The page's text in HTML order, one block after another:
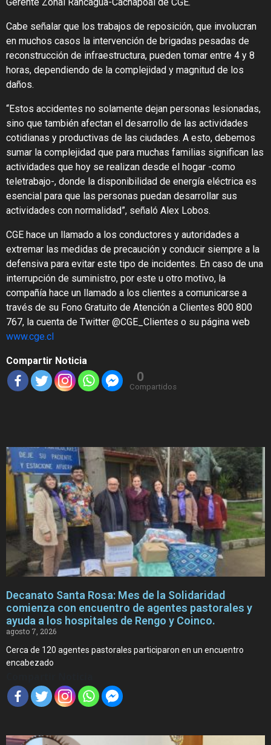
Cabe señalar que los trabajos de reposición, que involucran
en muchos casos la intervención de brigadas pesadas de
reconstrucción de infraestructura, pueden tomar entre 4 y 8
horas, dependiendo de la complejidad y magnitud de los
daños.
“Estos accidentes no solamente dejan personas lesionadas,
sino que también afectan el desarrollo de las actividades
cotidianas y productivas de las ciudades. A esto, debemos
sumar la complejidad que para muchas familias significan las
actividades que hoy se realizan desde el hogar -como
teletrabajo-, donde la disponibilidad de energía eléctrica es
esencial para que las personas puedan desarrollar sus
actividades con normalidad”, señaló Alex Lobos.
CGE hace un llamado a los conductores y autoridades a
extremar las medidas de precaución y conducir siempre a la
defensiva para evitar este tipo de incidentes. En caso de una
interrupción de suministro, por este u otro motivo, la
compañía hace un llamado a los clientes a comunicarse a
través de su Fono Gratuito de Atención a Clientes 800 800
767, la cuenta de Twitter @CGE_Clientes o su página web
www.cge.cl
Compartir Noticia
0
Compartidos
Decanato Santa Rosa: Mes de la Solidaridad
comienza con encuentro de agentes pastorales y
ayuda a los hospitales de Rengo y Coinco.
agosto 7, 2026
Cerca de 120 agentes pastorales participaron en un encuentro
encabezado